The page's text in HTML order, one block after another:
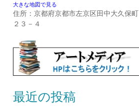
大きな地図で見る
住所：京都府京都市左京区田中大久保町
２３－４
最近の投稿